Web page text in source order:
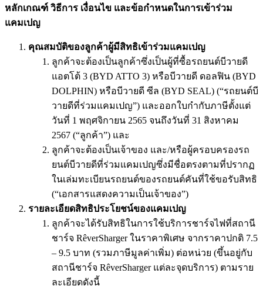
หลักเกณฑ์ วิธีการ เงื่อนไข และข้อกำหนดในการเข้าร่วม
แคมเปญ
คุณสมบัติของลูกค้าผู้มีสิทธิเข้าร่วมแคมเปญ
ลูกค้าจะต้องเป็นลูกค้าซึ่งเป็นผู้ที่ซื้อรถยนต์บีวายดี
แอตโต้ 3 (BYD ATTO 3) หรือบีวายดี ดอลฟิน (BYD
DOLPHIN) หรือบีวายดี ซีล (BYD SEAL) (“รถยนต์บี
วายดีที่ร่วมแคมเปญ”) และออกใบกำกับภาษีตั้งแต่
วันที่ 1 พฤศจิกายน 2565 จนถึงวันที่ 31 สิงหาคม
2567 (“ลูกค้า”) และ
ลูกค้าจะต้องเป็นเจ้าของ และ/หรือผู้ครอบครองรถ
ยนต์บีวายดีที่ร่วมแคมเปญซึ่งมีชื่อตรงตามที่ปรากฏ
ในเล่มทะเบียนรถยนต์ของรถยนต์คันที่ใช้ขอรับสิทธิ
(“เอกสารแสดงความเป็นเจ้าของ”)
รายละเอียดสิทธิประโยชน์ของแคมเปญ
ลูกค้าจะได้รับสิทธิในการใช้บริการชาร์จไฟที่สถานี
ชาร์จ RêverSharger ในราคาพิเศษ จากราคาปกติ 7.5
– 9.5 บาท (รวมภาษีมูลค่าเพิ่ม) ต่อหน่วย (ขึ้นอยู่กับ
สถานีชาร์จ RêverSharger แต่ละจุดบริการ) ตามราย
ละเอียดดังนี้